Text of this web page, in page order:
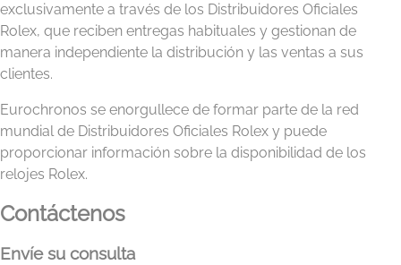
exclusivamente a través de los Distribuidores Oficiales
Rolex, que reciben entregas habituales y gestionan de
manera independiente la distribución y las ventas a sus
clientes.
Eurochronos se enorgullece de formar parte de la red
mundial de Distribuidores Oficiales Rolex y puede
proporcionar información sobre la disponibilidad de los
relojes Rolex.
Contáctenos
Envíe su consulta